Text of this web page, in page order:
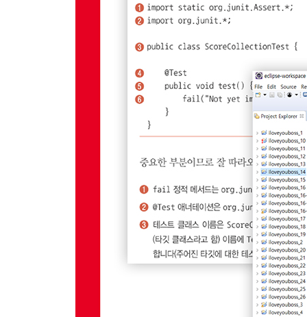
__14.4.2 100% 커버리지는 진짜 좋은가?
부록 A 인텔리제이 IDEA와 넷빈즈에서 JUnit 설정
A.1 인텔리제이 IDEA